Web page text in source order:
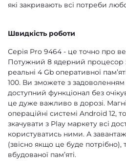
які закривають всі потреби
Швидкість роботи
Серія Pro 9464 - це точно про
Потужний 8 ядерний процесор
реальні 4 Gb оперативної
100. Ви зможете з
доступний функціонал без
це дуже важливо в дорозі.
операційні системі Android 12,
зкачувати з Play маркету всі
користуватись ними. А
(звісно якщо це буде потрібно),
вбудованої памʼяті.